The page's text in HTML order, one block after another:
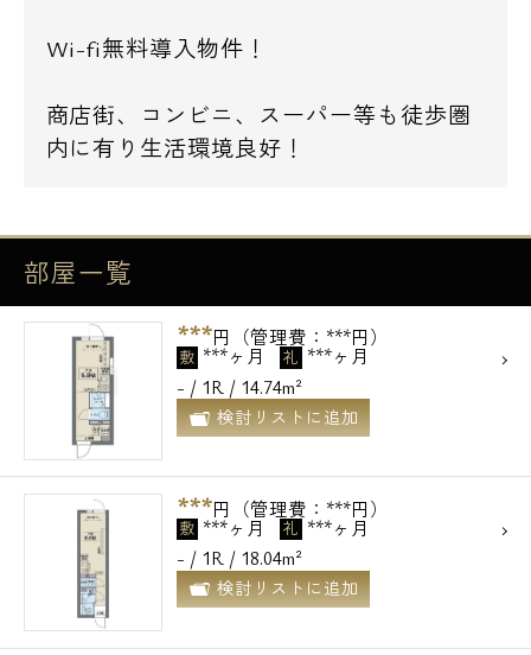
Wi-fi無料導入物件！
商店街、コンビニ、スーパー等も徒歩圏
内に有り生活環境良好！
部屋一覧
***円（管理費：***円）
敷 ***ヶ月 礼 ***ヶ月
- / 1R / 14.74m²
検討リストに追加
***円（管理費：***円）
敷 ***ヶ月 礼 ***ヶ月
- / 1R / 18.04m²
検討リストに追加